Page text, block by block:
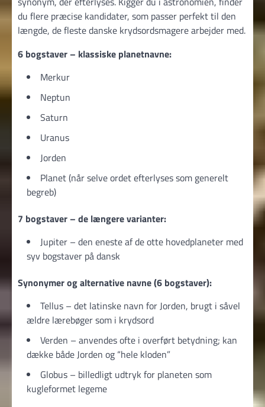
du flere præcise kandidater, som passer perfekt til den
længde, de fleste danske krydsordsmagere arbejder med.
6 bogstaver – klassiske planetnavne:
Merkur
Neptun
Saturn
Uranus
Jorden
Planet (når selve ordet efterlyses som generelt
begreb)
7 bogstaver – de længere varianter:
Jupiter – den eneste af de otte hovedplaneter med
syv bogstaver på dansk
Synonymer og alternative navne (6 bogstaver):
Tellus – det latinske navn for Jorden, brugt i såvel
ældre lærebøger som i krydsord
Verden – anvendes ofte i overført betydning; kan
dække både Jorden og “hele kloden”
Globus – billedligt udtryk for planeten som
kugleformet legeme